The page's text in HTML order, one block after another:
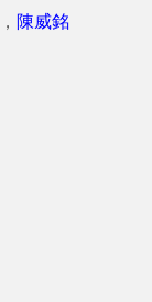
， 陳威銘